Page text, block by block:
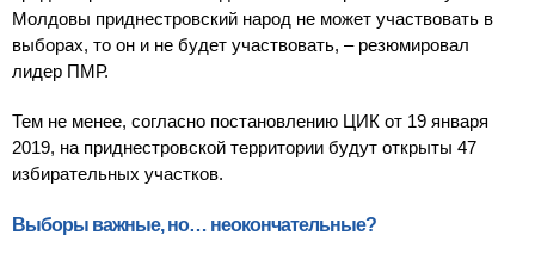
Молдовы приднестровский народ не может участвовать в
выборах, то он и не будет участвовать, – резюмировал
лидер ПМР.
Тем не менее, согласно постановлению ЦИК от 19 января
2019, на приднестровской территории будут открыты 47
избирательных участков.
Выборы важные, но… неокончательные?